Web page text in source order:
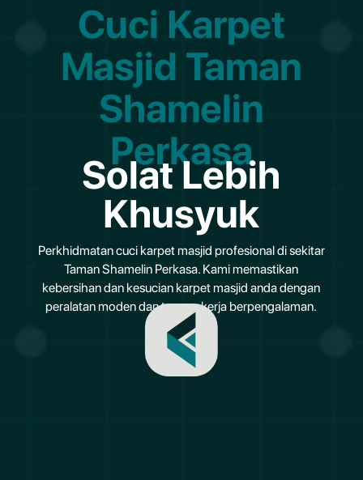
Cuci Karpet
Masjid Taman
Shamelin
Perkasa
Solat Lebih
Khusyuk
Perkhidmatan cuci karpet masjid profesional di sekitar
Taman Shamelin Perkasa. Kami memastikan
kebersihan dan kesucian karpet masjid anda dengan
peralatan moden dan tenaga kerja berpengalaman.